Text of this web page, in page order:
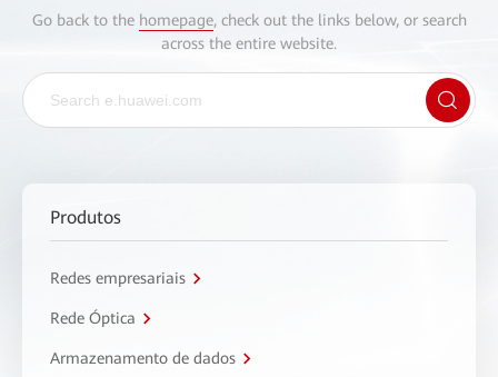
Go back to the homepage, check out the links below, or search
across the entire website.
Produtos
Redes empresariais
Rede Óptica
Armazenamento de dados